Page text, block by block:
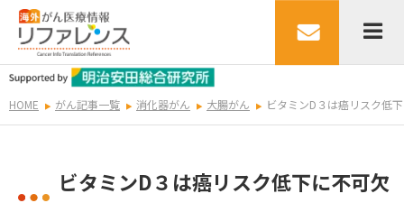
HOME がん記事一覧 消化器がん 大腸がん ビタミンD３は癌リスク低
ビタミンD３は癌リスク低下に不可欠